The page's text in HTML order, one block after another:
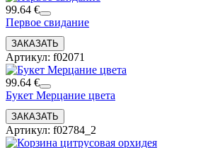
99.64 €
Первое свидание
Артикул: f02071
99.64 €
Букет Мерцание цвета
Артикул: f02784_2